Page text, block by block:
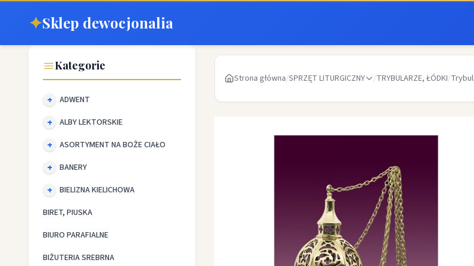
✦Sklep dewocjonalia
Kategorie
ADWENT
ALBY LEKTORSKIE
ASORTYMENT NA BOŻE CIAŁO
BANERY
BIELIZNA KIELICHOWA
BIRET, PIUSKA
BIURO PARAFIALNE
BIŻUTERIA SREBRNA
Strona główna/SPRZĘT LITURGICZNY /TRYBULARZE, ŁÓDKI/